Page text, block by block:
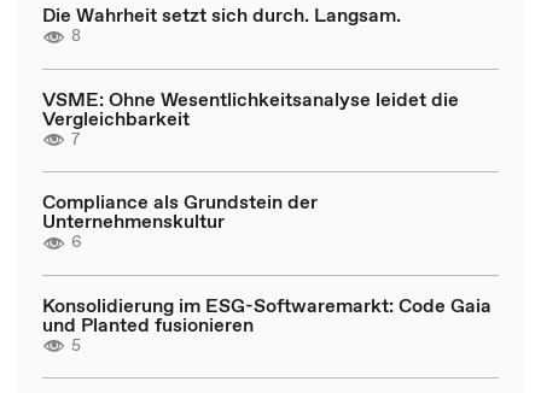
Die Wahrheit setzt sich durch. Langsam.
8
VSME: Ohne Wesentlichkeitsanalyse leidet die
Vergleichbarkeit
7
Compliance als Grundstein der
Unternehmenskultur
6
Konsolidierung im ESG-Softwaremarkt: Code Gaia
und Planted fusionieren
5